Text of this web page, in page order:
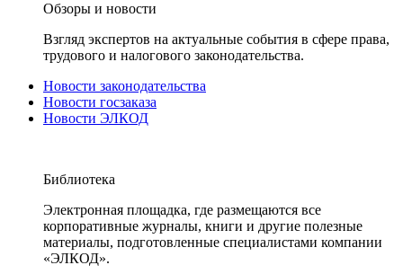
Обзоры и новости
Взгляд экспертов на актуальные события в сфере права,
трудового и налогового законодательства.
Новости законодательства
Новости госзаказа
Новости ЭЛКОД
Библиотека
Электронная площадка, где размещаются все
корпоративные журналы, книги и другие полезные
материалы, подготовленные специалистами компании
«ЭЛКОД».